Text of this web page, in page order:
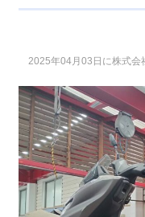
2025年04月03日に株式会